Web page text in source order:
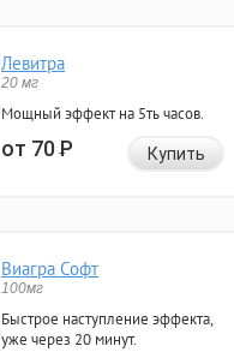
Левитра
20 мг
Мощный эффект на 5ть часов.
от 70Р Купить
Виагра Софт
100мг
Быстрое наступление эффекта,
уже через 20 минут.